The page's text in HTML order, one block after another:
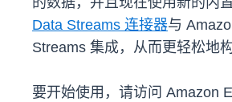
Data Streams 连接器与
Streams 集成，从而更轻松地
要开始使用，请访问 Amazon